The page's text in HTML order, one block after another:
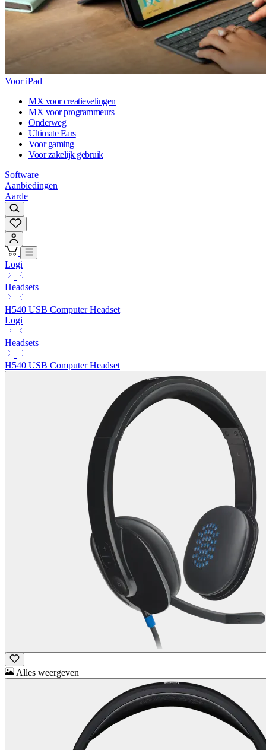
Voor iPad
MX voor creatievelingen
MX voor programmeurs
Onderweg
Ultimate Ears
Voor gaming
Voor zakelijk gebruik
Software
Aanbiedingen
Aarde
Logi
Headsets
H540 USB Computer Headset
Logi
Headsets
H540 USB Computer Headset
Alles weergeven